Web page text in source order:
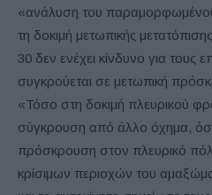
«ανάλυση του
τη δοκιμή μετωπικής
30 δεν ενέχει κίνδυνο για τους
συγκρούεται σε μετωπική
«Τόσο στη δοκιμή πλευρικού
σύγκρουση από άλλο όχημα,
πρόσκρουση στον πλευρικό
κρίσιμων περιοχών του